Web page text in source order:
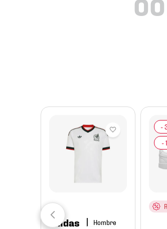
adidas Hombre
tenis nike